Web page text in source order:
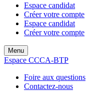
Espace candidat
Créer votre compte
Espace candidat
Créer votre compte
Menu
Espace CCCA-BTP
Foire aux questions
Contactez-nous